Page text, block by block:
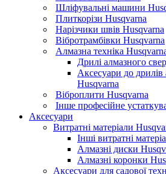
Шліфувальні машини
Плиткорізи Husqvarna
Нарізчики швів Husqvarna
Вібротрамбівки Husqvarna
Алмазна техніка
Дрилі алмазного
Аксесуари до дрилів
Husqvarna
Віброплити Husqvarna
Інше професійне
Аксесуари
Витратні матеріали
Інші витратні
Алмазні диски
Алмазні коронки
Аксесуари для садової